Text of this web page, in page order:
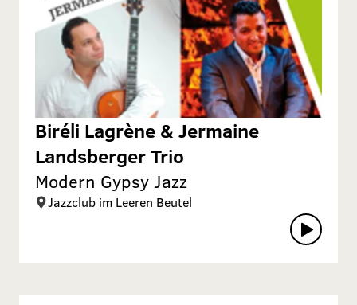
Biréli Lagrène & Jermaine
Landsberger Trio
Modern Gypsy Jazz
Jazzclub im Leeren Beutel